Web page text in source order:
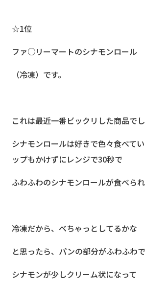
☆1位
ファ○リーマートのシナモンロール
（冷凍）です。
これは最近一番ビックリした商品でし
シナモンロールは好きで色々食べて
ップもかけずにレンジで30秒で
ふわふわのシナモンロールが食べられ
冷凍だから、べちゃっとしてるかな
と思ったら、パンの部分がふわふわで
シナモンが少しクリーム状になって